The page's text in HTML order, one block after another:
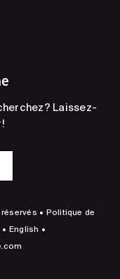
Laissez-
• Politique de
• English •